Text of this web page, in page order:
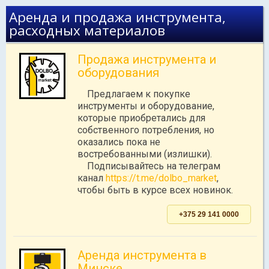
Аренда и продажа инструмента,
расходных материалов
Продажа инструмента и
оборудования
Предлагаем к покупке
инструменты и оборудование,
которые приобретались для
собственного потребления, но
оказались пока не
востребованными (излишки).
Подписывайтесь на телеграм
канал https://t.me/dolbo_market,
чтобы быть в курсе всех новинок.
+375 29 141 0000
Аренда инструмента в